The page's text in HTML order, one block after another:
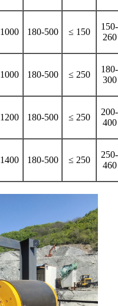
1000 180-500 ≤ 150
150-
260
1000 180-500 ≤ 250
180-
300
1200 180-500 ≤ 250
200-
400
1400 180-500 ≤ 250
250-
460